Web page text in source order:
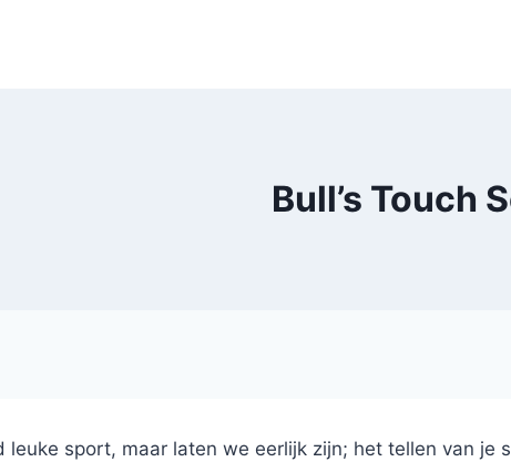
Bull’s Touch
leuke sport, maar laten we eerlijk zijn; het tellen van